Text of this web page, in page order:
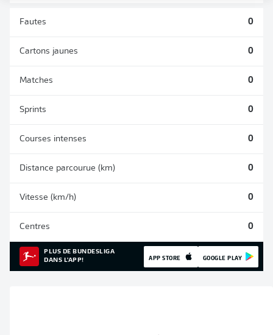
Fautes 0
Cartons jaunes 0
Matches 0
Sprints 0
Courses intenses 0
Distance parcourue (km) 0
Vitesse (km/h) 0
Centres 0
PLUS DE BUNDESLIGA
DANS L'APP!
APP STORE GOOGLE PLAY